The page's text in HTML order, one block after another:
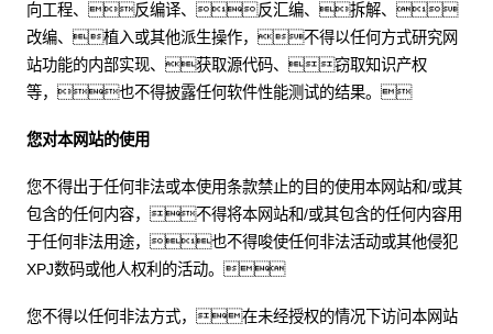
向工程、反编译、反汇编、拆解、
改编、植入或其他派生操作，不得以任何方式研究网
站功能的内部实现、获取源代码、窃取知识产权
等，也不得披露任何软件性能测试的结果。
您对本网站的使用
您不得出于任何非法或本使用条款禁止的目的使用本网站和/或其
包含的任何内容，不得将本网站和/或其包含的任何内容用
于任何非法用途，也不得唆使任何非法活动或其他侵犯
XPJ数码或他人权利的活动。
您不得以任何非法方式，在未经授权的情况下访问本网站